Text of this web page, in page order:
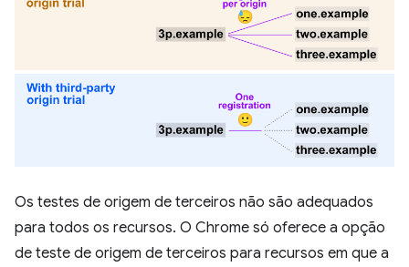
Os testes de origem de terceiros não são adequados
para todos os recursos. O Chrome só oferece a opção
de teste de origem de terceiros para recursos em que a